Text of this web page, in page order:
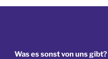
Was es sonst von uns gibt?